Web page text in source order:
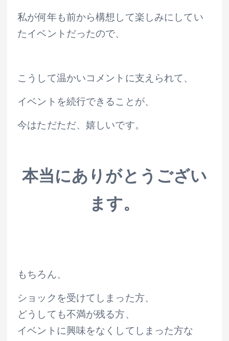
私が何年も前から構想して楽しみにしてい
たイベントだったので、
こうして温かいコメントに支えられて、
イベントを続行できることが、
今はただただ、嬉しいです。
本当にありがとうござい
ます。
もちろん、
ショックを受けてしまった方、
どうしても不満が残る方、
イベントに興味をなくしてしまった方な